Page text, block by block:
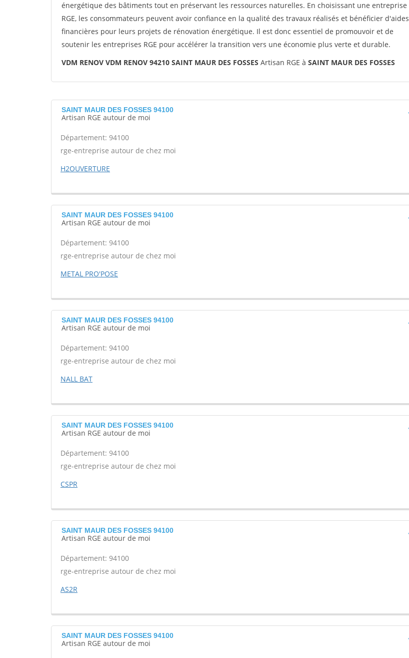
énergétique des bâtiments tout en préservant les ressources naturelles. En choisissant une entreprise
RGE, les consommateurs peuvent avoir confiance en la qualité des travaux réalisés et bénéficier d'aides
financières pour leurs projets de rénovation énergétique. Il est donc essentiel de promouvoir et de
soutenir les entreprises RGE pour accélérer la transition vers une économie plus verte et durable.
VDM RENOV VDM RENOV 94210 SAINT MAUR DES FOSSES Artisan RGE à SAINT MAUR DES FOSSES
SAINT MAUR DES FOSSES 94100
Artisan RGE autour de moi
Département: 94100
rge-entreprise autour de chez moi
H2OUVERTURE
SAINT MAUR DES FOSSES 94100
Artisan RGE autour de moi
Département: 94100
rge-entreprise autour de chez moi
METAL PRO'POSE
SAINT MAUR DES FOSSES 94100
Artisan RGE autour de moi
Département: 94100
rge-entreprise autour de chez moi
NALL BAT
SAINT MAUR DES FOSSES 94100
Artisan RGE autour de moi
Département: 94100
rge-entreprise autour de chez moi
CSPR
SAINT MAUR DES FOSSES 94100
Artisan RGE autour de moi
Département: 94100
rge-entreprise autour de chez moi
AS2R
SAINT MAUR DES FOSSES 94100
Artisan RGE autour de moi